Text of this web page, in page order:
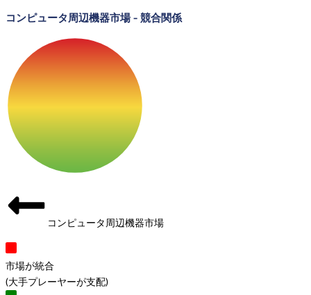
コンピュータ周辺機器市場- 競合関係
コンピュータ周辺機器市場
市場が統合
(大手プレーヤーが支配)